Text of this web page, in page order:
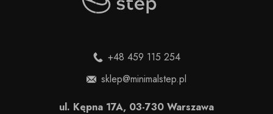
+48 459 115 254
sklep@minimalstep.pl
ul. Kępna 17A, 03-730 Warszawa